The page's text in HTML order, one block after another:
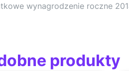
wynagrodzenie roczne
produkty